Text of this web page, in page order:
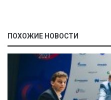
ПОХОЖИЕ НОВОСТИ